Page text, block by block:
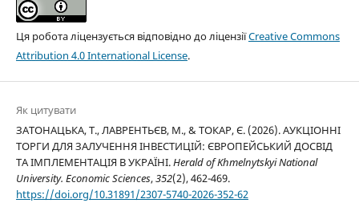
Ця робота ліцензується відповідно до ліцензіїCreative Commons
Attribution 4.0 International License.
Як цитувати
ЗАТОНАЦЬКА, Т., ЛАВРЕНТЬЄВ, М., & ТОКАР, Є. (2026). АУКЦІОННІ
ТОРГИ ДЛЯ ЗАЛУЧЕННЯ ІНВЕСТИЦІЙ: ЄВРОПЕЙСЬКИЙ ДОСВІД
ТА ІМПЛЕМЕНТАЦІЯ В УКРАЇНІ.Herald of Khmelnytskyi National
University. Economic Sciences,352(2), 462-469.
https://doi.org/10.31891/2307-5740-2026-352-62